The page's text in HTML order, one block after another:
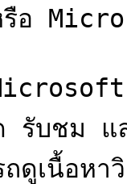
รือ
รับชม แ
ดูเนื้อหา